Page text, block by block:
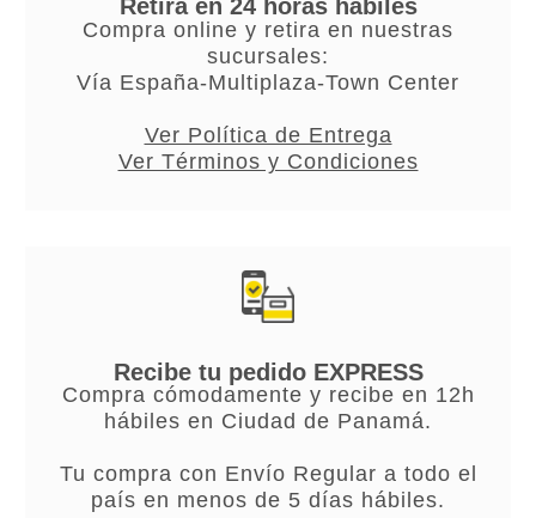
Retira en 24 horas hábiles
Compra online y retira en nuestras
sucursales:
Vía España-Multiplaza-Town Center
Ver Política de Entrega
Ver Términos y Condiciones
Recibe tu pedido EXPRESS
Compra cómodamente y recibe en 12h
hábiles en Ciudad de Panamá.
Tu compra con Envío Regular a todo el
país en menos de 5 días hábiles.